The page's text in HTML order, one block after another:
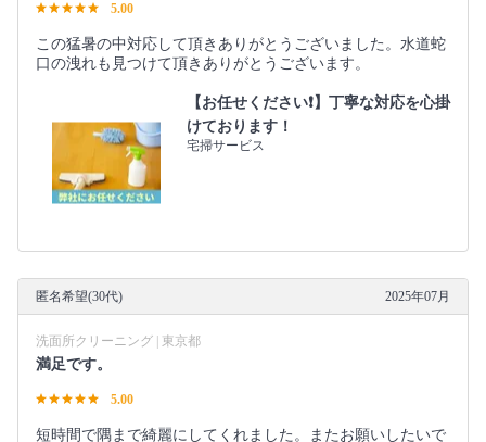
5.00
この猛暑の中対応して頂きありがとうございました。水道蛇
口の洩れも見つけて頂きありがとうございます。
【お任せください❗️】丁寧な対応を心掛
けております！
宅掃サービス
匿名希望(30代) 2025年07月
洗面所クリーニング | 東京都
満足です。
5.00
短時間で隅まで綺麗にしてくれました。またお願いしたいで